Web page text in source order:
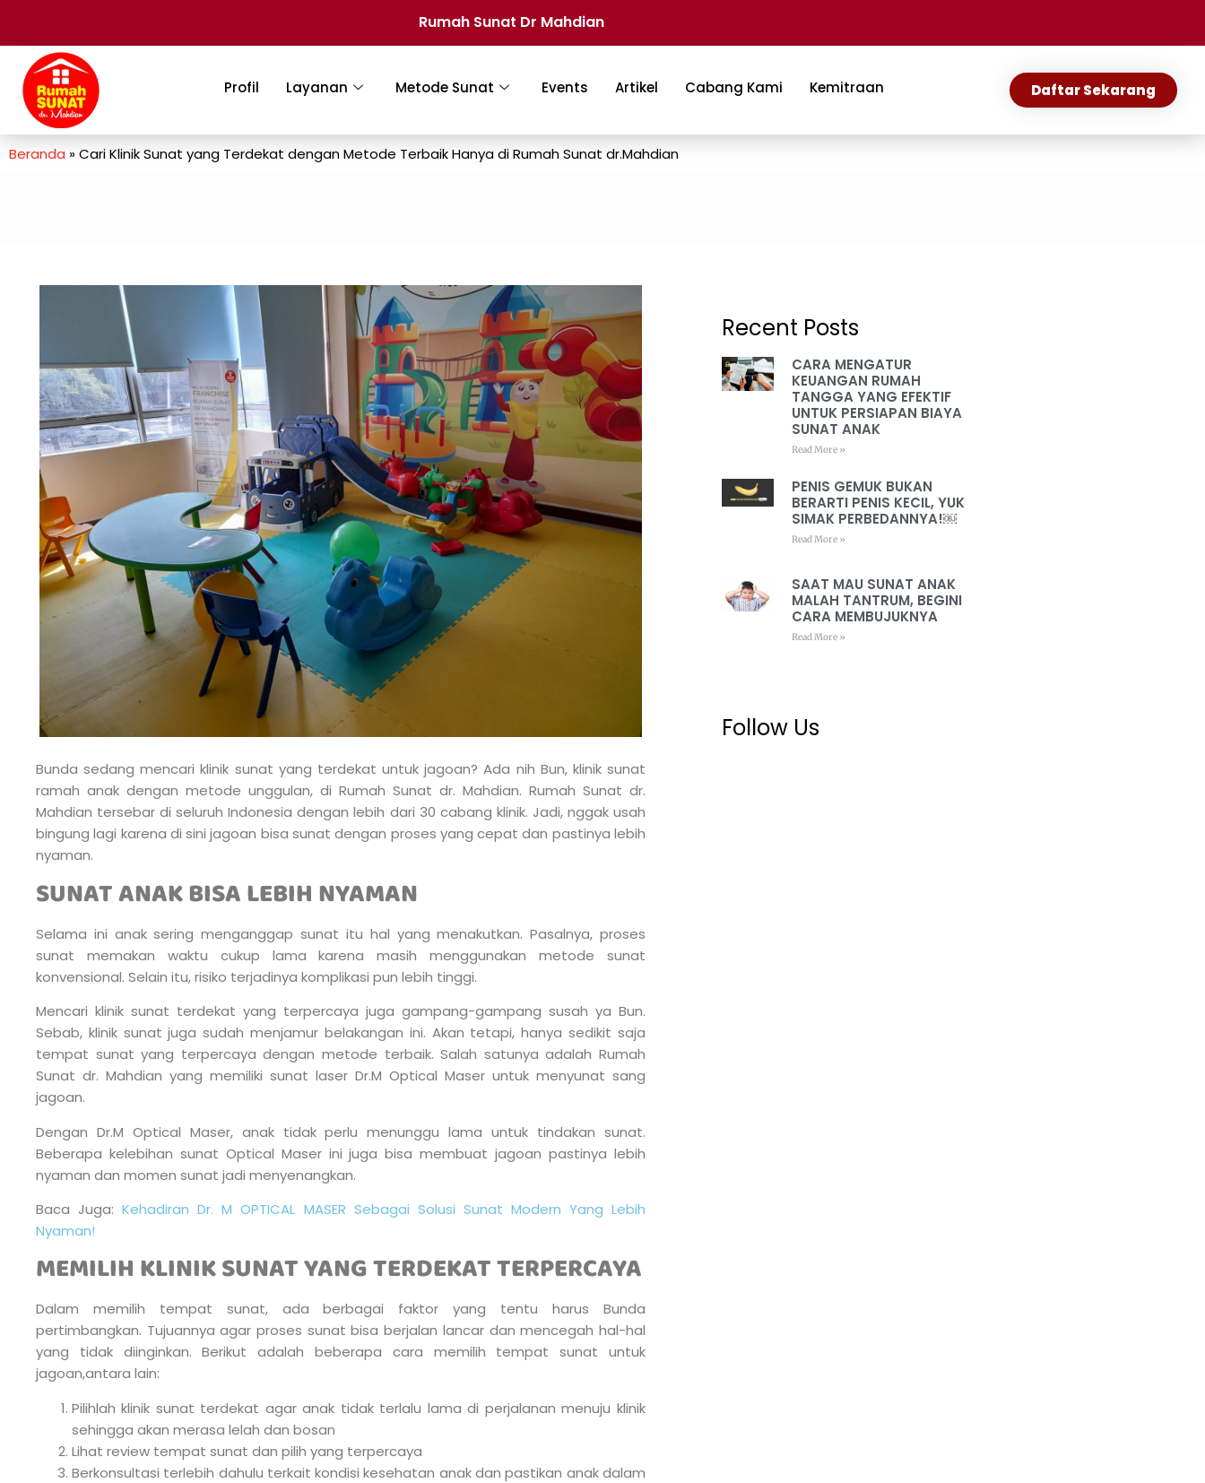
Rumah Sunat Dr Mahdian
Profil Layanan Metode Sunat Events Artikel Cabang Kami Kemitraan Daftar Sekarang
Beranda »Cari Klinik Sunat yang Terdekat dengan Metode Terbaik Hanya di Rumah Sunat dr.Mahdian
Bunda sedang mencari klinik sunat yang terdekat untuk jagoan? Ada nih Bun, klinik sunat
ramah anak dengan metode unggulan, di Rumah Sunat dr. Mahdian. Rumah Sunat dr.
Mahdian tersebar di seluruh Indonesia dengan lebih dari 30 cabang klinik. Jadi, nggak usah
bingung lagi karena di sini jagoan bisa sunat dengan proses yang cepat dan pastinya lebih
nyaman.
SUNAT ANAK BISA LEBIH NYAMAN
Selama ini anak sering menganggap sunat itu hal yang menakutkan. Pasalnya, proses
sunat memakan waktu cukup lama karena masih menggunakan metode sunat
konvensional. Selain itu, risiko terjadinya komplikasi pun lebih tinggi.
Mencari klinik sunat terdekat yang terpercaya juga gampang-gampang susah ya Bun.
Sebab, klinik sunat juga sudah menjamur belakangan ini. Akan tetapi, hanya sedikit saja
tempat sunat yang terpercaya dengan metode terbaik. Salah satunya adalah Rumah
Sunat dr. Mahdian yang memiliki sunat laser Dr.M Optical Maser untuk menyunat sang
jagoan.
Dengan Dr.M Optical Maser, anak tidak perlu menunggu lama untuk tindakan sunat.
Beberapa kelebihan sunat Optical Maser ini juga bisa membuat jagoan pastinya lebih
nyaman dan momen sunat jadi menyenangkan.
Baca Juga:Kehadiran Dr. M OPTICAL MASER Sebagai Solusi Sunat Modern Yang Lebih
Nyaman!
MEMILIH KLINIK SUNAT YANG TERDEKAT TERPERCAYA
Dalam memilih tempat sunat, ada berbagai faktor yang tentu harus Bunda
pertimbangkan. Tujuannya agar proses sunat bisa berjalan lancar dan mencegah hal-hal
yang tidak diinginkan. Berikut adalah beberapa cara memilih tempat sunat untuk
jagoan,antara lain:
Pilihlah klinik sunat terdekat agar anak tidak terlalu lama di perjalanan menuju klinik
sehingga akan merasa lelah dan bosan
Lihat review tempat sunat dan pilih yang terpercaya
Berkonsultasi terlebih dahulu terkait kondisi kesehatan anak dan pastikan anak dalam
Recent Posts
CARA MENGATUR
KEUANGAN RUMAH
TANGGA YANG EFEKTIF
UNTUK PERSIAPAN BIAYA
SUNAT ANAK
Read More »
PENIS GEMUK BUKAN
BERARTI PENIS KECIL, YUK
SIMAK PERBEDANNYA!￼
Read More »
SAAT MAU SUNAT ANAK
MALAH TANTRUM, BEGINI
CARA MEMBUJUKNYA
Read More »
Follow Us